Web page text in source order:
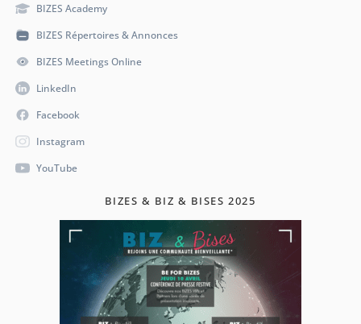
BIZES Academy
BIZES Répertoires & Annonces
BIZES Meetings Online
LinkedIn
Facebook
Instagram
YouTube
BIZES & BIZ & BISES 2025